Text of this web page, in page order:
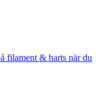
filament & harts när du